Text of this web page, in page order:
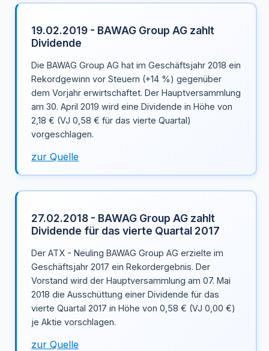
19.02.2019 - BAWAG Group AG zahlt
Dividende
Die BAWAG Group AG hat im Geschäftsjahr 2018 ein
Rekordgewinn vor Steuern (+14 %) gegenüber
dem Vorjahr erwirtschaftet. Der Hauptversammlung
am 30. April 2019 wird eine Dividende in Höhe von
2,18 € (VJ 0,58 € für das vierte Quartal)
vorgeschlagen.
zur Quelle
27.02.2018 - BAWAG Group AG zahlt
Dividende für das vierte Quartal 2017
Der ATX - Neuling BAWAG Group AG erzielte im
Geschäftsjahr 2017 ein Rekordergebnis. Der
Vorstand wird der Hauptversammlung am 07. Mai
2018 die Ausschüttung einer Dividende für das
vierte Quartal 2017 in Höhe von 0,58 € (VJ 0,00 €)
je Aktie vorschlagen.
zur Quelle